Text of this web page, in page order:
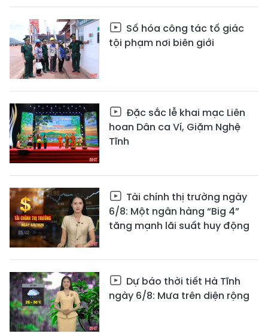
Số hóa công tác tố giác
tội phạm nơi biên giới
Đặc sắc lễ khai mạc Liên
hoan Dân ca Ví, Giặm Nghệ
Tĩnh
Tài chính thị trường ngày
6/8: Một ngân hàng “Big 4”
tăng mạnh lãi suất huy động
Dự báo thời tiết Hà Tĩnh
ngày 6/8: Mưa trên diện rộng